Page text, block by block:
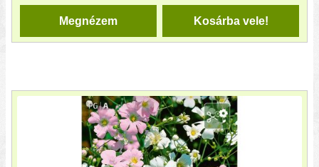
Kosárba vele!
Megnézem